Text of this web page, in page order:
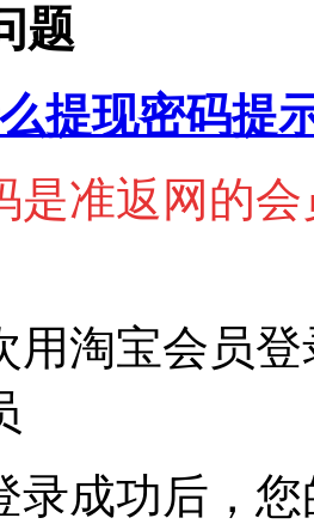
题
提现密码提
是准返网的
用淘宝会员
录成功后，